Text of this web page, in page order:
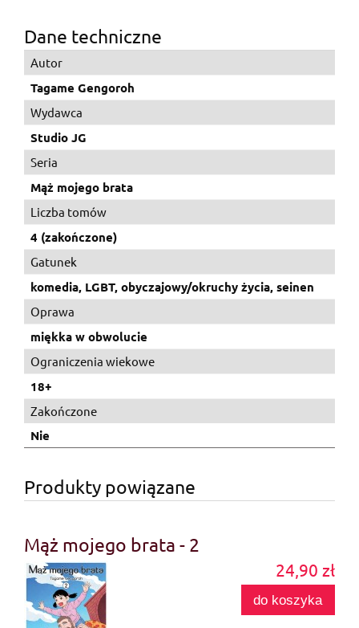
Dane techniczne
Autor
Tagame Gengoroh
Wydawca
Studio JG
Seria
Mąż mojego brata
Liczba tomów
4 (zakończone)
Gatunek
komedia, LGBT, obyczajowy/okruchy życia, seinen
Oprawa
miękka w obwolucie
Ograniczenia wiekowe
18+
Zakończone
Nie
Produkty powiązane
Mąż mojego brata - 2
24,90 zł
do koszyka